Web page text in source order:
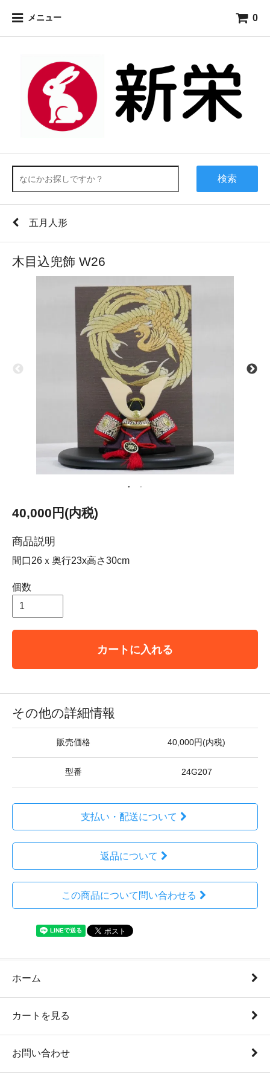
メニュー 0
検索
五月人形
木目込兜飾 W26
40,000円(内税)
商品説明
間口26ｘ奥行23x高さ30cm
個数
カートに入れる
その他の詳細情報
販売価格 40,000円(内税)
型番 24G207
支払い・配送について
返品について
この商品について問い合わせる
ホーム
カートを見る
お問い合わせ